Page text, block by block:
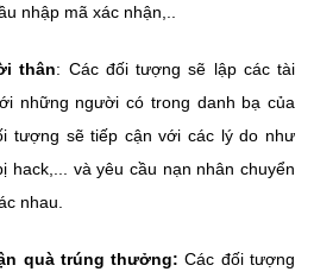
nhập mã xác nhận,..
thân: Các đối tượng sẽ lập các tài
những người có trong danh bạ của
tượng sẽ tiếp cận với các lý do như
hack,... và yêu cầu nạn nhân chuyển
nhau.
quà trúng thưởng:Các đối tượng